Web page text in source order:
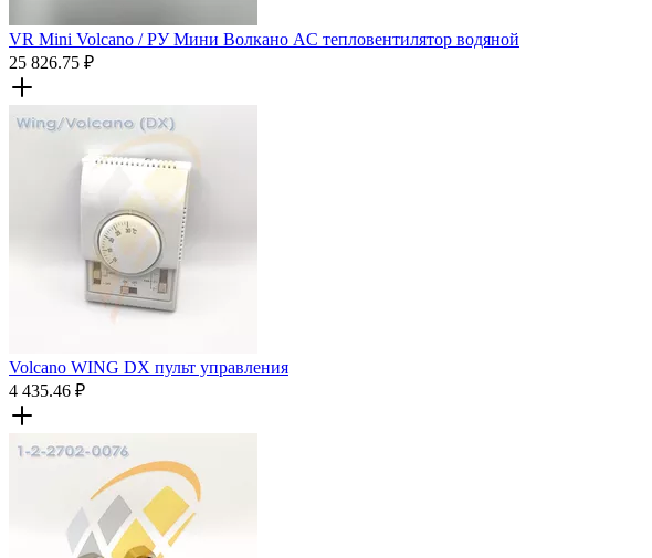
VR Mini Volcano / РУ Мини Волкано AC тепловентилятор водяной
25 826.75 ₽
Volcano WING DX пульт управления
4 435.46 ₽